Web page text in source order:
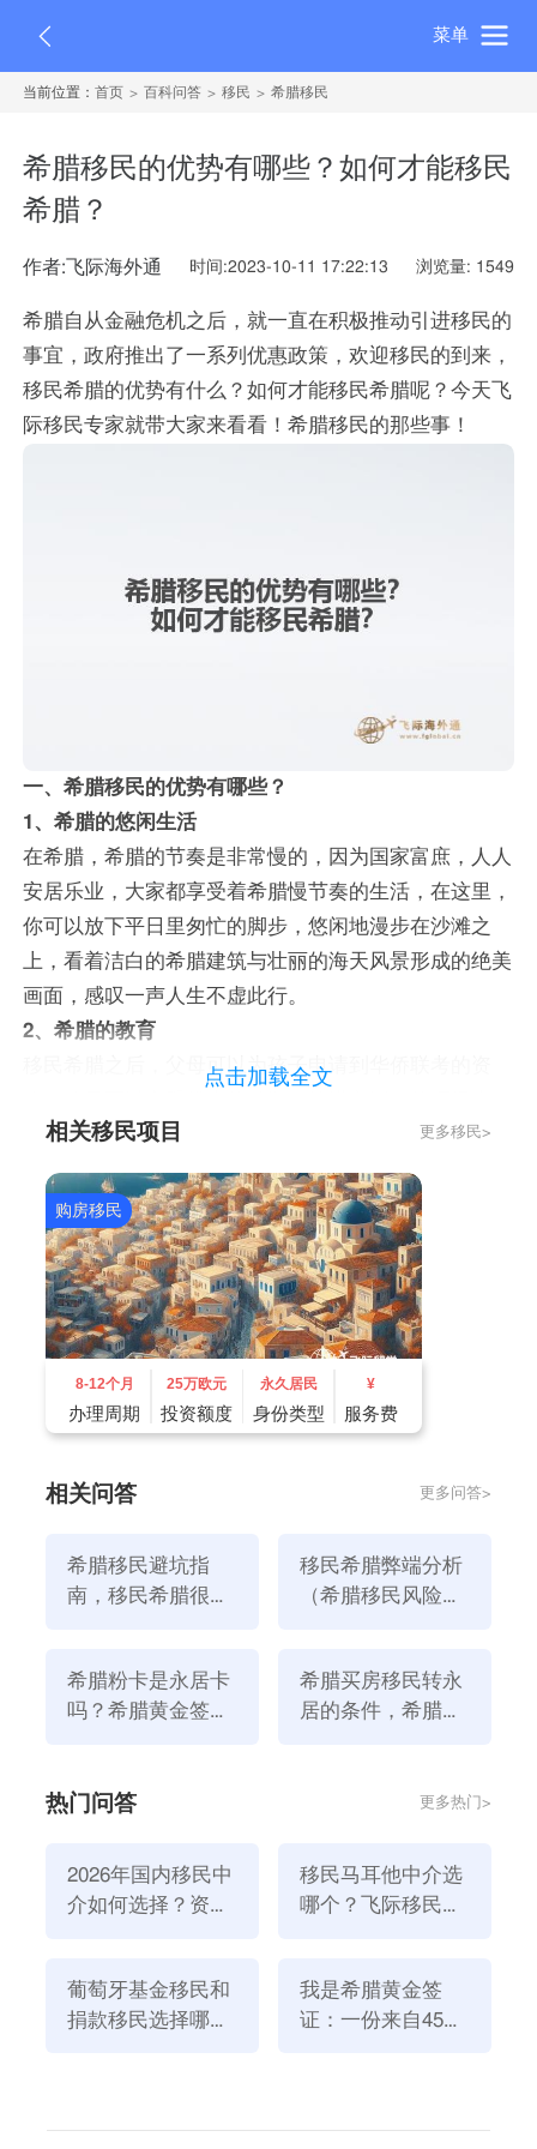
菜单
当前位置：首页 百科问答 移民 希腊移民
希腊移民的优势有哪些？如何才能移民
希腊？
作者:飞际海外通 时间:2023-10-11 17:22:13 浏览量: 1549
希腊自从金融危机之后，就一直在积极推动引进移民的
事宜，政府推出了一系列优惠政策，欢迎移民的到来，
移民希腊的优势有什么？如何才能移民希腊呢？今天飞
际移民专家就带大家来看看！希腊移民的那些事！
一、希腊移民的优势有哪些？
1、希腊的悠闲生活
在希腊，希腊的节奏是非常慢的，因为国家富庶，人人
安居乐业，大家都享受着希腊慢节奏的生活，在这里，
你可以放下平日里匆忙的脚步，悠闲地漫步在沙滩之
上，看着洁白的希腊建筑与壮丽的海天风景形成的绝美
画面，感叹一声人生不虚此行。
2、希腊的教育
移民希腊之后，父母可以为孩子申请到华侨联考的资
学，这是十分划算且优惠的政策。当然您也可以让孩子
享受到优质的西方教育，前往西方顶级的学府修读！
3、希腊的环境
希腊在自然环境、气候方面可谓是老天爷赏饭吃，拥有
世界上最美的爱琴海、以及3000多个美不胜收的海岛
希腊。希腊还是欧洲最受欢迎的“五星级”旅游目的地，
之前受到疫情的限制，目前也已全面放开，希腊的民宿
预定量也已经飙升成为欧洲全年第一。
二、如何才能移民希腊？
民来实现的。希腊购房移民的条件如下：
2、移民者本人必须年满18岁
三、希腊购房移民涨价之后如何选择？
点击加载全文
相关移民项目 更多移民>
购房移民
8-12个月
办理周期
25万欧元
投资额度
永久居民
身份类型
¥
服务费
相关问答 更多问答>
希腊移民避坑指
南，移民希腊很坑
移民希腊弊端分析
（希腊移民风险有
希腊粉卡是永居卡
吗？希腊黄金签证
希腊买房移民转永
居的条件，希腊永
热门问答 更多热门>
2026年国内移民中
介如何选择？资
移民马耳他中介选
哪个？飞际移民是
葡萄牙基金移民和
捐款移民选择哪个
我是希腊黄金签
证：一份来自45亿